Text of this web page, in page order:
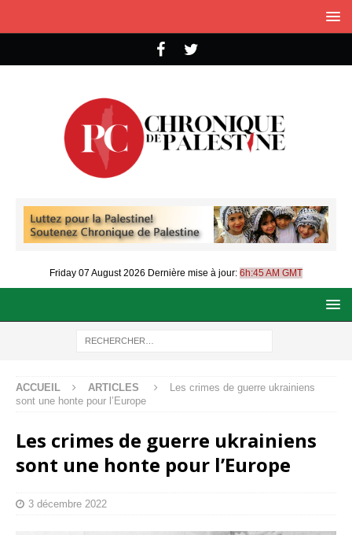
Friday 07 August 2026 Dernière mise à jour: 6h:45 AM GMT
ACCUEIL ARTICLES
Les crimes de guerre ukrainiens
sont une honte pour l’Europe
Les crimes de guerre ukrainiens
sont une honte pour l’Europe
3 décembre 2022